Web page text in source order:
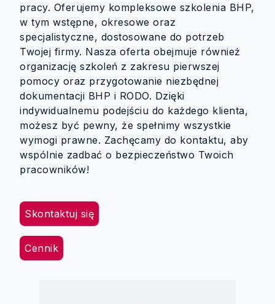
pracy. Oferujemy kompleksowe szkolenia BHP,
w tym wstępne, okresowe oraz
specjalistyczne, dostosowane do potrzeb
Twojej firmy. Nasza oferta obejmuje również
organizację szkoleń z zakresu pierwszej
pomocy oraz przygotowanie niezbędnej
dokumentacji BHP i RODO. Dzięki
indywidualnemu podejściu do każdego klienta,
możesz być pewny, że spełnimy wszystkie
wymogi prawne. Zachęcamy do kontaktu, aby
wspólnie zadbać o bezpieczeństwo Twoich
pracowników!
Skontaktuj się
Cennik